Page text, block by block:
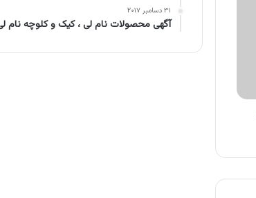
۳۱ دسامبر ۲۰۱۷
آگهی محصولات نام لی ، کیک و کلوچه نام